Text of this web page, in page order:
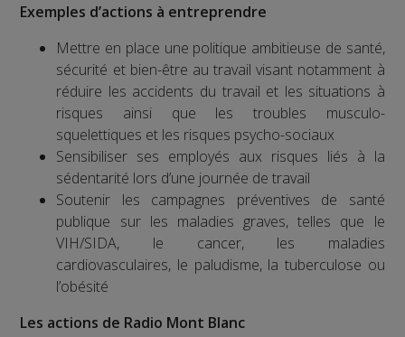
Exemples d’actions à entreprendre
Mettre en place une politique ambitieuse de santé,
sécurité et bien-être au travail visant notamment à
réduire les accidents du travail et les situations à
risques ainsi que les troubles musculo-
squelettiques et les risques psycho-sociaux
Sensibiliser ses employés aux risques liés à la
sédentarité lors d’une journée de travail
Soutenir les campagnes préventives de santé
publique sur les maladies graves, telles que le
VIH/SIDA, le cancer, les maladies
cardiovasculaires, le paludisme, la tuberculose ou
l’obésité
Les actions de Radio Mont Blanc